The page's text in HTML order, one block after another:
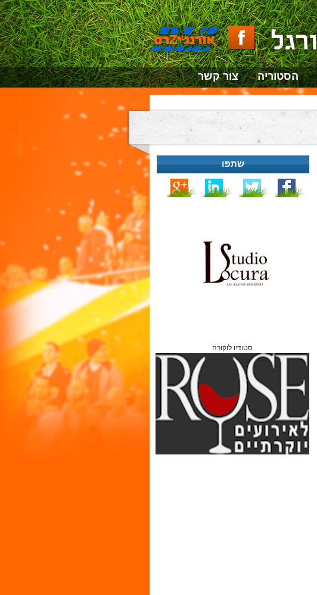
הסטוריה צור קשר
שתפו
סטודיו לוקורה